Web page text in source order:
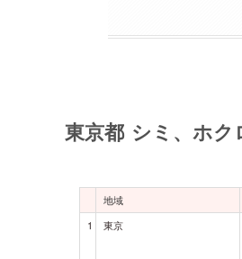
東京都 シミ、ホク
地域
1
東京